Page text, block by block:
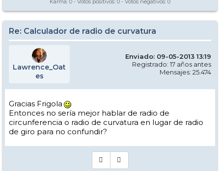
Karma: 0 - Votos positivos: 0 - Votos negativos: 0
Re: Calculador de radio de curvatura
Lawrence_Oat
es
Enviado: 09-05-2013 13:19
Registrado: 17 años antes
Mensajes: 25.474
Gracias Frigola
Entonces no sería mejor hablar de radio de
circunferencia o radio de curvatura en lugar de radio
de giro para no confundir?